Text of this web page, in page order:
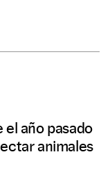
el año pasado
animales